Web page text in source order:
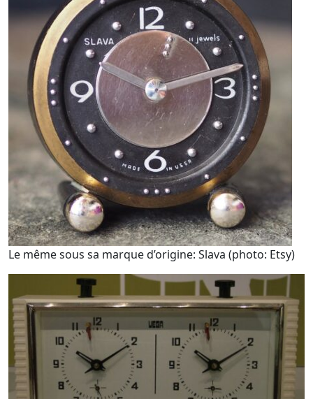
Le même sous sa marque d’origine: Slava (photo: Etsy)